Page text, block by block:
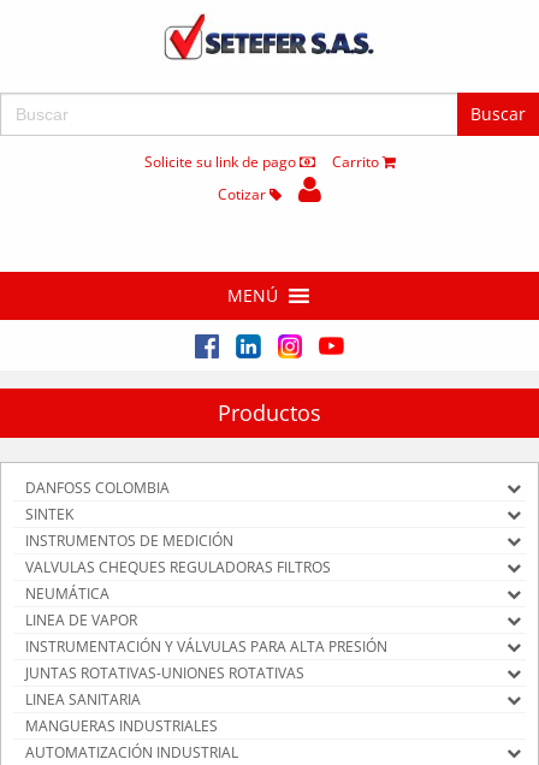
Buscar:
Solicite su link de pago
Carrito
Cotizar
MENÚ
Productos
DANFOSS COLOMBIA
SINTEK
INSTRUMENTOS DE MEDICIÓN
VALVULAS CHEQUES REGULADORAS FILTROS
NEUMÁTICA
LINEA DE VAPOR
INSTRUMENTACIÓN Y VÁLVULAS PARA ALTA PRESIÓN
JUNTAS ROTATIVAS-UNIONES ROTATIVAS
LINEA SANITARIA
MANGUERAS INDUSTRIALES
AUTOMATIZACIÓN INDUSTRIAL